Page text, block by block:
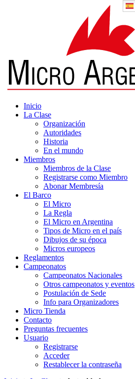
Inicio
La Clase
Organización
Autoridades
Historia
En el mundo
Miembros
Miembros de la Clase
Registrarse como Miembro
Abonar Membresía
El Barco
El Micro
La Regla
El Micro en Argentina
Tipos de Micro en el país
Dibujos de su época
Micros europeos
Reglamentos
Campeonatos
Campeonatos Nacionales
Otros campeonatos y eventos
Postulación de Sede
Info para Organizadores
Micro Tienda
Contacto
Preguntas frecuentes
Usuario
Registrarse
Acceder
Restablecer la contraseña